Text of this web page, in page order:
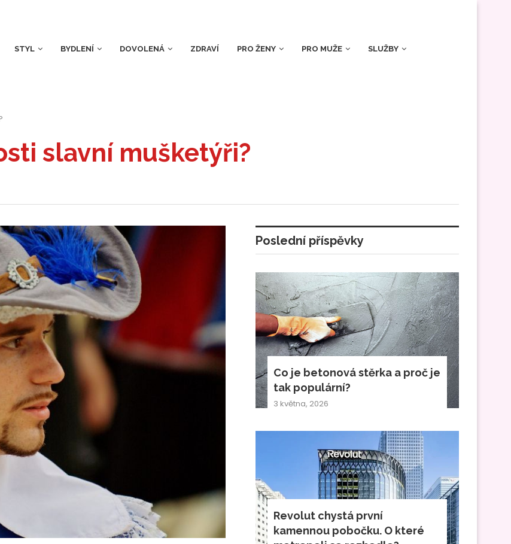
STYL BYDLENÍ DOVOLENÁ ZDRAVÍ PRO ŽENY PRO MUŽE SLUŽBY
slavní mušketýři?
Poslední příspěvky
Co je betonová stěrka a proč je
tak populární?
3 května, 2026
Revolut chystá první
kamennou pobočku. O které